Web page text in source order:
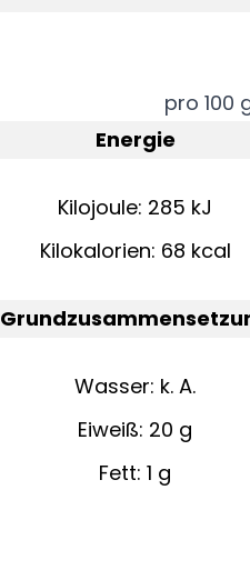
pro 100
Energie
Kilojoule: 285 kJ
Kilokalorien: 68 kcal
Wasser: k. A.
Eiweiß: 20 g
Fett: 1 g